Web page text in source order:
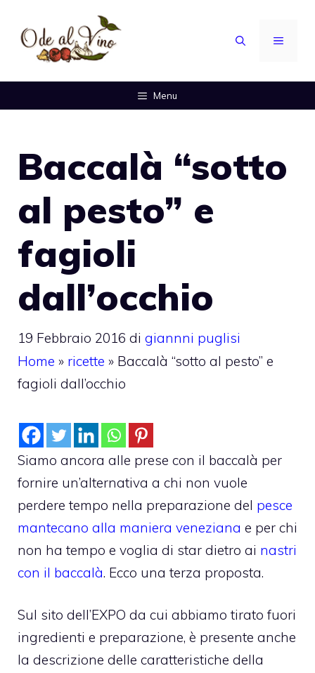
contenuto
MENU
Menu
Baccalà “sotto
al pesto” e
fagioli
dall’occhio
19 Febbraio 2016 di giannni puglisi
Home » ricette » Baccalà “sotto al pesto” e
fagioli dall’occhio
Siamo ancora alle prese con il baccalà per
fornire un’alternativa a chi non vuole
perdere tempo nella preparazione del pesce
mantecano alla maniera veneziana e per chi
non ha tempo e voglia di star dietro ai nastri
con il baccalà. Ecco una terza proposta.
Sul sito dell’EXPO da cui abbiamo tirato fuori
ingredienti e preparazione, è presente anche
la descrizione delle caratteristiche della